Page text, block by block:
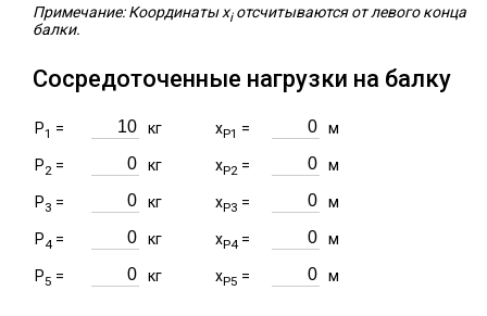
Примечание: Координаты xiотсчитываются от левого конца
балки.
Сосредоточенные нагрузки на балку
P1 = кг xP1 = м
P2 = кг xP2 = м
P3 = кг xP3 = м
P4 = кг xP4 = м
P5 = кг xP5 = м